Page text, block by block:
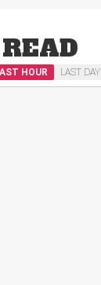
HOUR LAST DAY